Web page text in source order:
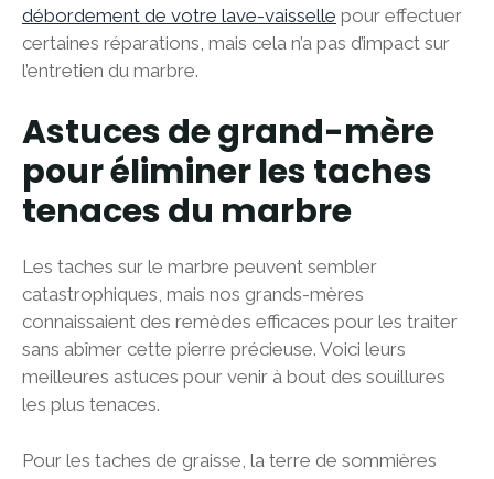
débordement de votre lave-vaisselle pour effectuer
certaines réparations, mais cela n’a pas d’impact sur
l’entretien du marbre.
Astuces de grand-mère
pour éliminer les taches
tenaces du marbre
Les taches sur le marbre peuvent sembler
catastrophiques, mais nos grands-mères
connaissaient des remèdes efficaces pour les traiter
sans abîmer cette pierre précieuse. Voici leurs
meilleures astuces pour venir à bout des souillures
les plus tenaces.
Pour les taches de graisse, la terre de sommières